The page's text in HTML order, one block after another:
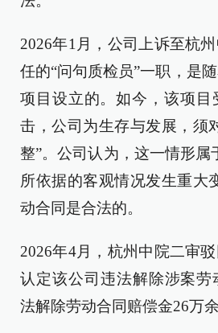
2026年1月，公司上诉至杭
任的“问句质检员”一职，是
项目设立的。如今，该项
击，公司为生存与发展，须
整”。公司认为，这一情形属
所依据的客观情况发生重大
动合同是合法的。
2026年4月，杭州中院二审
认定该公司违法解除涉案劳
法解除劳动合同赔偿金26万余